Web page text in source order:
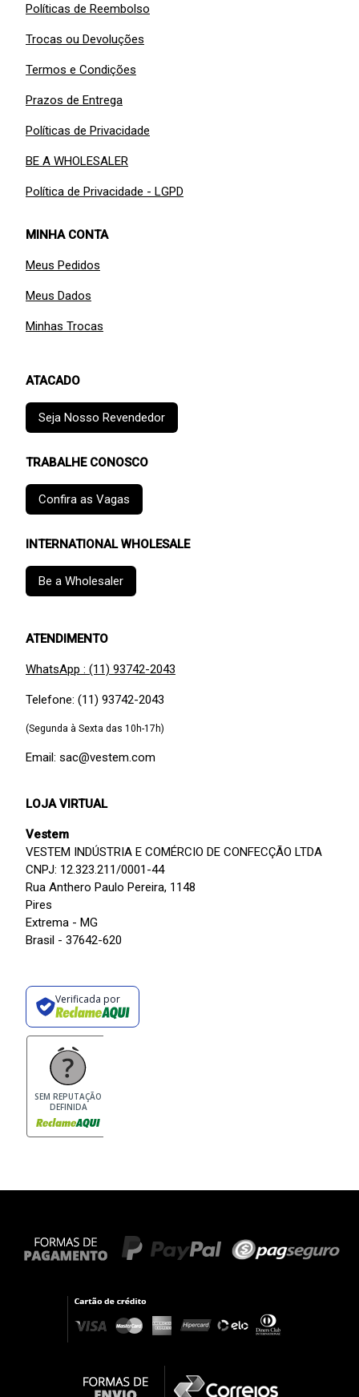
Políticas de Reembolso
Trocas ou Devoluções
Termos e Condições
Prazos de Entrega
Políticas de Privacidade
BE A WHOLESALER
Política de Privacidade - LGPD
MINHA CONTA
Meus Pedidos
Meus Dados
Minhas Trocas
ATACADO
Seja Nosso Revendedor
TRABALHE CONOSCO
Confira as Vagas
INTERNATIONAL WHOLESALE
Be a Wholesaler
ATENDIMENTO
WhatsApp : (11) 93742-2043
Telefone: (11) 93742-2043
(Segunda à Sexta das 10h-17h)
Email: sac@vestem.com
LOJA VIRTUAL
Vestem
VESTEM INDÚSTRIA E COMÉRCIO DE CONFECÇÃO LTDA
CNPJ: 12.323.211/0001-44
Rua Anthero Paulo Pereira, 1148
Pires
Extrema - MG
Brasil - 37642-620
Verificada por
SEM REPUTAÇÃO
DEFINIDA